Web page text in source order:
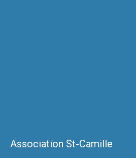
Association St-Camille